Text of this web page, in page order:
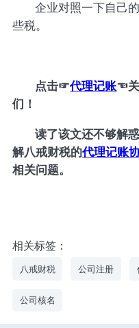
企业对照一下自己
些税。
点击☞代理记账☜
们！
读了该文还不够解
解八戒财税的代理记账
相关问题。
相关标签：
八戒财税 公司注册
公司核名